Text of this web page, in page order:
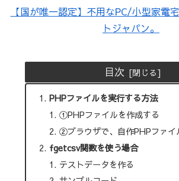
【国が唯一認定】不用なPC/小型家電
トジャパン。
目次
PHPファイルを実行する方法
①PHPファイルを作成する
②ブラウザで、自作PHPファイ
fgetcsv関数を使う場合
テストデータを作る